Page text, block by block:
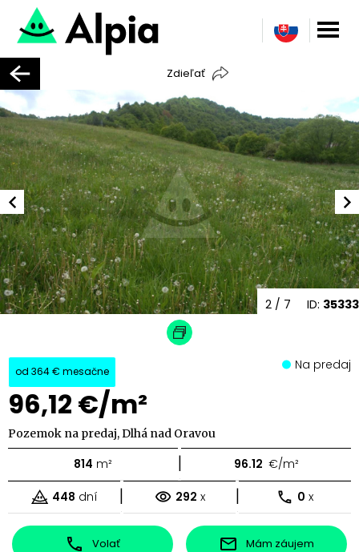
Zdieľať
ID: 35333
2 / 7
od 364 € mesačne
96,12 €/m²
Na predaj
Pozemok na predaj, Dlhá nad Oravou
814 m² | 96.12 €/m²
448 dní | 292 x | 0 x
Volať Mám záujem